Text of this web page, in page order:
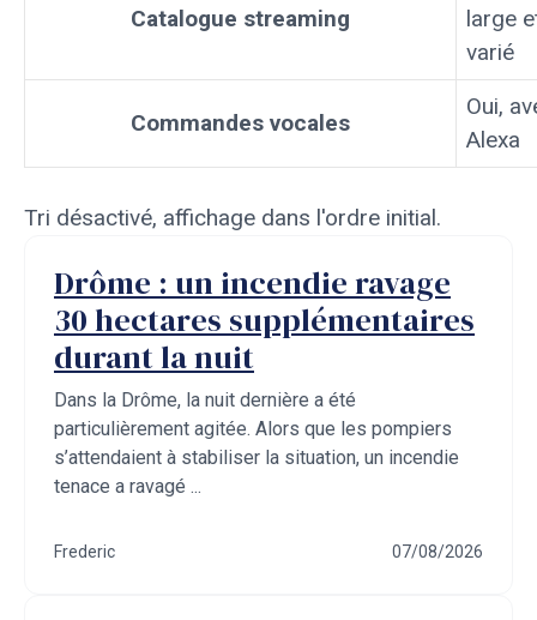
Catalogue streaming
large
varié
Commandes vocales
Oui,
Alexa
Tri désactivé, affichage dans l'ordre initial.
Drôme : un incendie ravage
30 hectares supplémentaires
durant la nuit
Dans la Drôme, la nuit dernière a été
particulièrement agitée. Alors que les pompiers
s’attendaient à stabiliser la situation, un incendie
tenace a ravagé ...
Frederic 07/08/2026